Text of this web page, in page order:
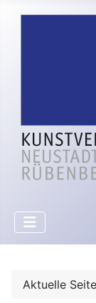
Aktuelle